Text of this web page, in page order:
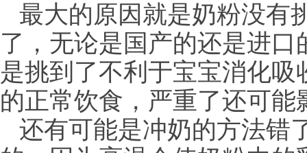
最大的原因就是奶粉没有
了，无论是国产的还是进
是挑到了不利于宝宝消化
的正常饮食，严重了还可
还有可能是冲奶的方法错